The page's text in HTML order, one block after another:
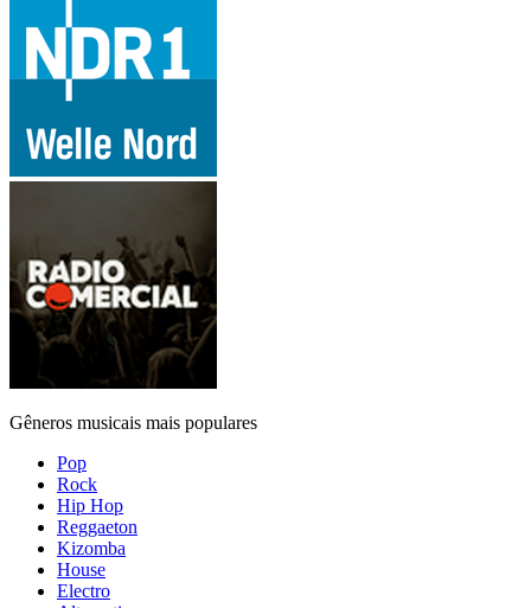
Gêneros musicais mais populares
Pop
Rock
Hip Hop
Reggaeton
Kizomba
House
Electro